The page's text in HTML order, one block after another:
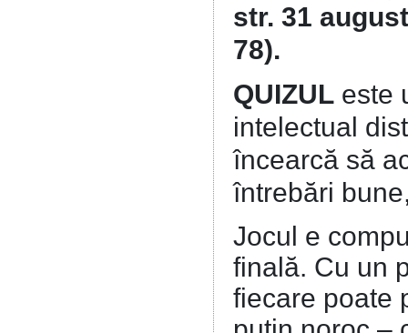
str. 31
78).
QUIZUL este
intelectual
încearcă să
întrebări
Jocul e
finală. Cu un
fiecare poate